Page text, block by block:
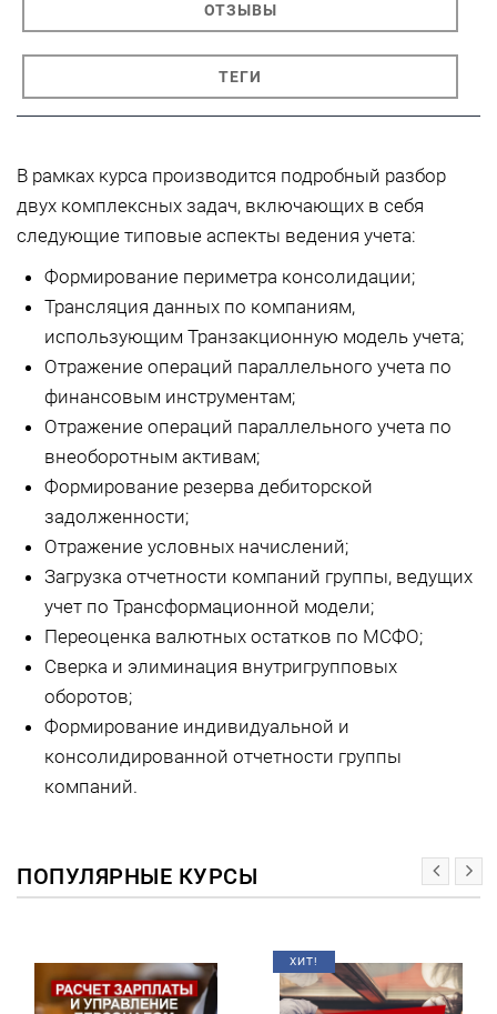
ОТЗЫВЫ
ТЕГИ
В рамках курса производится подробный разбор
двух комплексных задач, включающих в себя
следующие типовые аспекты ведения учета:
Формирование периметра консолидации;
Трансляция данных по компаниям,
использующим Транзакционную модель учета;
Отражение операций параллельного учета по
финансовым инструментам;
Отражение операций параллельного учета по
внеоборотным активам;
Формирование резерва дебиторской
задолженности;
Отражение условных начислений;
Загрузка отчетности компаний группы, ведущих
учет по Трансформационной модели;
Переоценка валютных остатков по МСФО;
Сверка и элиминация внутригрупповых
оборотов;
Формирование индивидуальной и
консолидированной отчетности группы
компаний.
ПОПУЛЯРНЫЕ КУРСЫ
ХИТ!